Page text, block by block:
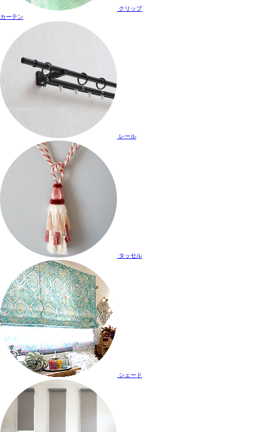
クリップ
カーテン
レール
タッセル
シェード